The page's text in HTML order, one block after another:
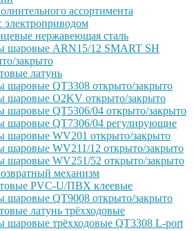
ассортимента
нержавеющая сталь
шаровые ARN15/12 SMART SH
закрыто
латунь
шаровые QT3308 открыто/закрыто
шаровые O2KV открыто/закрыто
шаровые QT5306/04 открыто/закрыто
шаровые QT7306/04 регулирующие
шаровые WV201 открыто/закрыто
шаровые WV211/12 открыто/закрыто
шаровые WV251/52 открыто/закрыто
механизм
PVC-U/ПВХ клеевые
шаровые QT9008 открыто/закрыто
латунь трёхходовые
шаровые трёхходовые QT3308 L-port